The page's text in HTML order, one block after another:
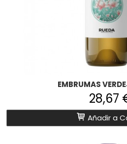
EMBRUMAS
28,67
Añadir a